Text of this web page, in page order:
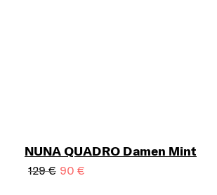
NUNA QUADRO Damen Mint
129 € 90 €